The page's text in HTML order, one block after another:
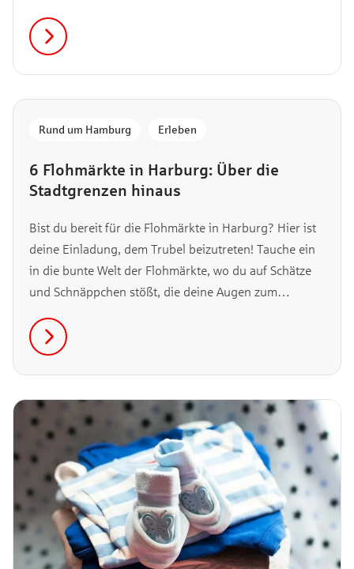
Brötchen, dessen knusprige Kruste perfekt mit der
zarten Textur des Fisches harmoniert, und der
Remoulade, die mit ihrer Würzigkeit das
Geschmackserlebnis abrundet. Wir verraten dir,
6 Flohmärkte in Harburg: Über die
Stadtgrenzen hinaus
Rund um Hamburg Erleben
Bist du bereit für die Flohmärkte in Harburg? Hier ist
deine Einladung, dem Trubel beizutreten! Tauche ein
in die bunte Welt der Flohmärkte, wo du auf Schätze
und Schnäppchen stößt, die deine Augen zum
Harburg solltest du dir gut notieren.